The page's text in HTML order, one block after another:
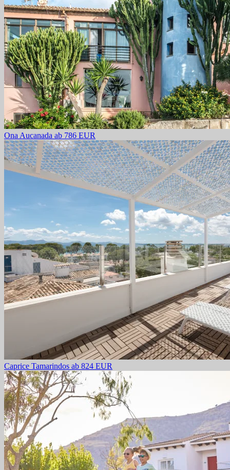
Ona Aucanada ab 786 EUR
Caprice Tamarindos ab 824 EUR